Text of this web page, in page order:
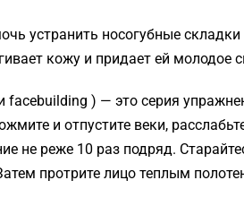
устранить носогубные
кожу и придает ей молодое
) — это серия
и отпустите веки,
не реже 10 раз подряд.
протрите лицо теплым